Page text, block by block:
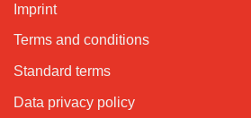
Imprint
Terms and conditions
Standard terms
Data privacy policy